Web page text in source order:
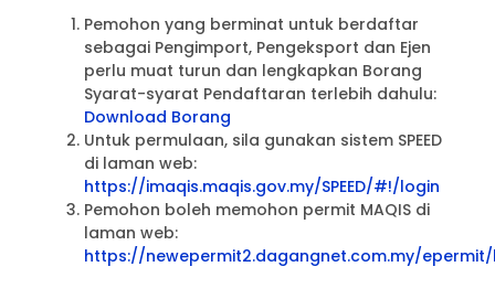
Pemohon yang berminat untuk berdaftar
sebagai Pengimport, Pengeksport dan Ejen
perlu muat turun dan lengkapkan Borang
Syarat-syarat Pendaftaran terlebih dahulu:
Download Borang
Untuk permulaan, sila gunakan sistem SPEED
di laman web:
https://imaqis.maqis.gov.my/SPEED/#!/login
Pemohon boleh memohon permit MAQIS di
laman web:
https://newepermit2.dagangnet.com.my/